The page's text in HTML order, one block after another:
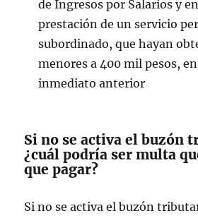
de Ingresos por Salarios y
prestación de un servicio
subordinado, que hayan
menores a 400 mil pesos,
inmediato anterior
Si no se activa el buzón
¿cuál podría ser multa
que pagar?
Si no se activa el buzón